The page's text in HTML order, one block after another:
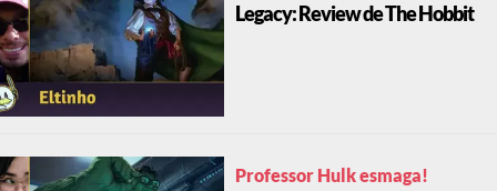
Legacy: Review de The Hobbit
Professor Hulk esmaga!